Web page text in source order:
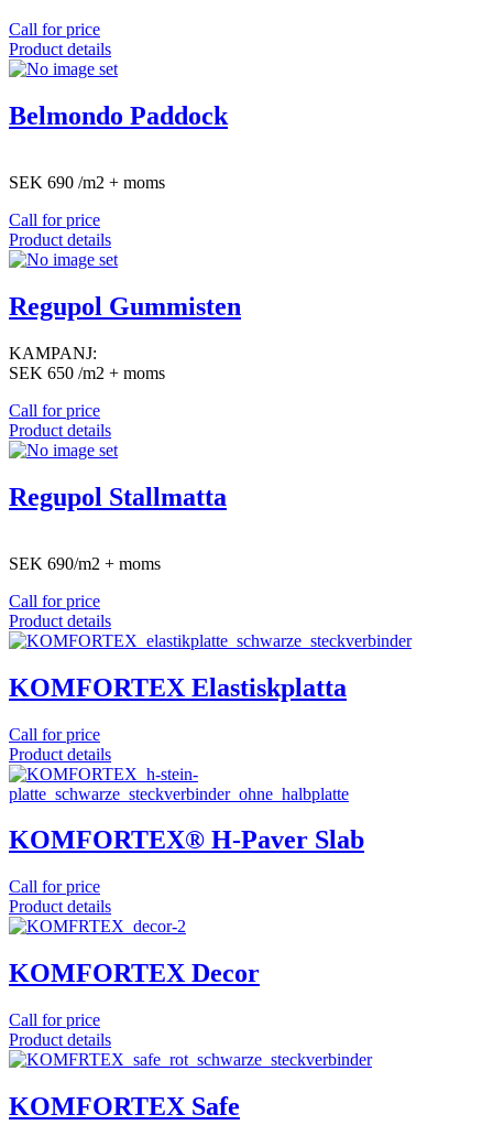
Call for price
Product details
Belmondo Paddock
SEK 690 /m2 + moms
Call for price
Product details
Regupol Gummisten
KAMPANJ:
SEK 650 /m2 + moms
Call for price
Product details
Regupol Stallmatta
SEK 690/m2 + moms
Call for price
Product details
KOMFORTEX Elastiskplatta
Call for price
Product details
KOMFORTEX® H-Paver Slab
Call for price
Product details
KOMFORTEX Decor
Call for price
Product details
KOMFORTEX Safe